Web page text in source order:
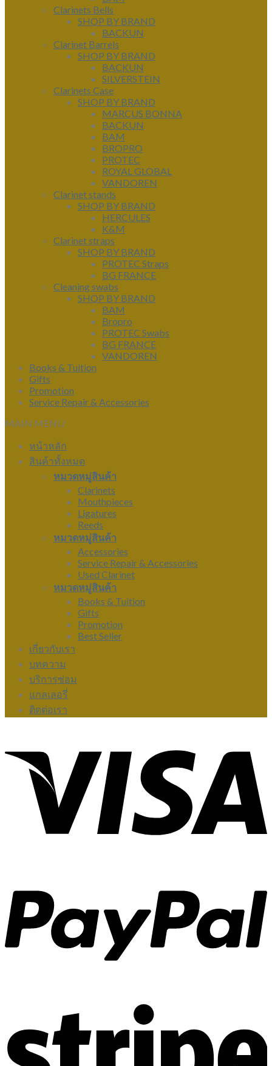
Clarinets Bells
SHOP BY BRAND
BACKUN
Clarinet Barrels
SHOP BY BRAND
BACKUN
SILVERSTEIN
Clarinets Case
SHOP BY BRAND
MARCUS BONNA
BACKUN
BAM
BROPRO
PROTEC
ROYAL GLOBAL
VANDOREN
Clarinet stands
SHOP BY BRAND
HERCULES
K&M
Clarinet straps
SHOP BY BRAND
PROTEC Straps
BG FRANCE
Cleaning swabs
SHOP BY BRAND
BAM
Bropro
PROTEC Swabs
BG FRANCE
VANDOREN
Books & Tuition
Gifts
Promotion
Service Repair & Accessories
MAIN MENU
หน้าหลัก
สินค้าทั้งหมด
หมวดหมู่สินค้า
Clarinets
Mouthpieces
Ligatures
Reeds
หมวดหมู่สินค้า
Accessories
Service Repair & Accessories
Used Clarinet
หมวดหมู่สินค้า
Books & Tuition
Gifts
Promotion
Best Seller
เกี่ยวกับเรา
บทความ
บริการซ่อม
แกลเลอรี่
ติดต่อเรา